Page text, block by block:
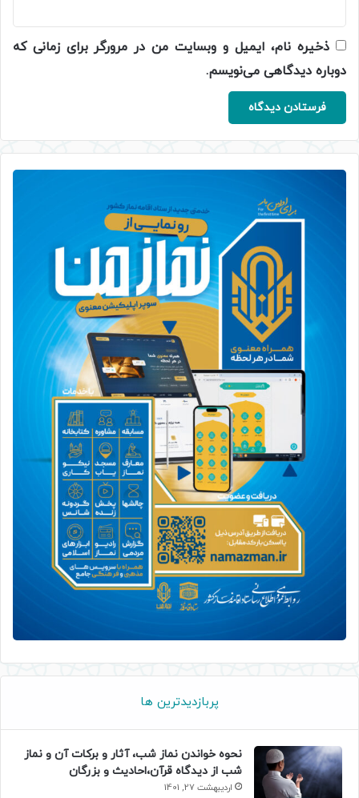
ذخیره نام، ایمیل و وبسایت من در مرورگر برای زمانی که
دوباره دیدگاهی می‌نویسم.
پربازدیدترین ها
نحوه خواندن نماز شب، آثار و برکات آن و نماز
شب از دیدگاه قرآن،احادیث و بزرگان
اردیبهشت 27, 1401